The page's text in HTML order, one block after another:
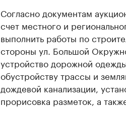
Согласно документам
счет местного и
выполнить работы по
стороны ул. Большой
устройство дорожной
обустройству трассы и
дождевой канализации,
прорисовка разметок, а